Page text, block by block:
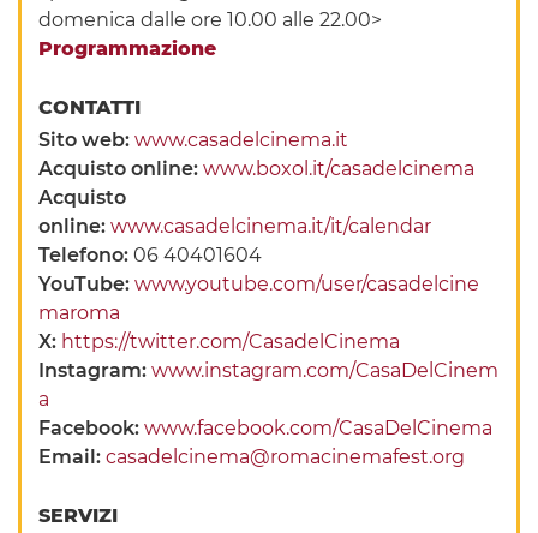
domenica dalle ore 10.00 alle 22.00>
Programmazione
CONTATTI
Sito web:www.casadelcinema.it
Acquisto online:www.boxol.it/casadelcinema
Acquisto
online:www.casadelcinema.it/it/calendar
Telefono:06 40401604
YouTube:www.youtube.com/user/casadelcine
maroma
X: https://twitter.com/CasadelCinema
Instagram:www.instagram.com/CasaDelCinem
a
Facebook:www.facebook.com/CasaDelCinema
Email:casadelcinema@romacinemafest.org
SERVIZI